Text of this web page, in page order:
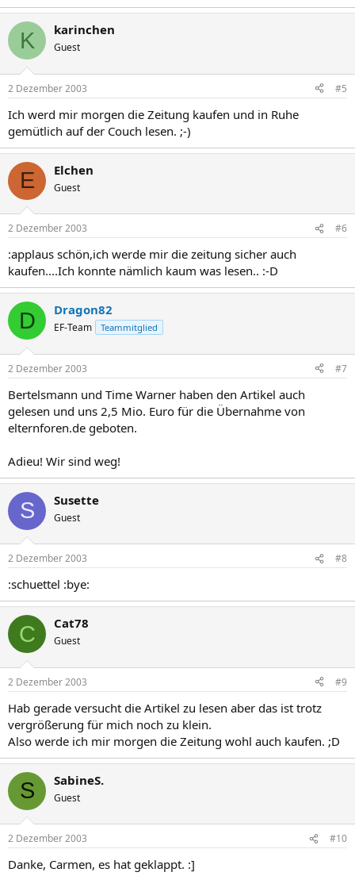
K karinchen
Guest
2 Dezember 2003 #5
Ich werd mir morgen die Zeitung kaufen und in Ruhe
gemütlich auf der Couch lesen. ;-)
E Elchen
Guest
2 Dezember 2003 #6
:applaus schön,ich werde mir die zeitung sicher auch
kaufen....Ich konnte nämlich kaum was lesen.. :-D
D Dragon82
EF-Team Teammitglied
2 Dezember 2003 #7
Bertelsmann und Time Warner haben den Artikel auch
gelesen und uns 2,5 Mio. Euro für die Übernahme von
elternforen.de geboten.
Adieu! Wir sind weg!
S Susette
Guest
2 Dezember 2003 #8
:schuettel :bye:
C Cat78
Guest
2 Dezember 2003 #9
Hab gerade versucht die Artikel zu lesen aber das ist trotz
vergrößerung für mich noch zu klein.
Also werde ich mir morgen die Zeitung wohl auch kaufen. ;D
S SabineS.
Guest
2 Dezember 2003 #10
Danke, Carmen, es hat geklappt. :]